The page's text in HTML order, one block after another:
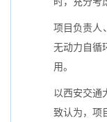
项目负责人
无动力自循
用。
以西安交通
致认为，项